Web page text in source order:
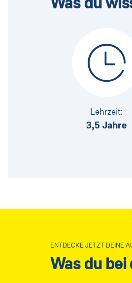
Lehrzeit:
3,5 Jahre
ENTDECKE JETZT DEINE
Was du